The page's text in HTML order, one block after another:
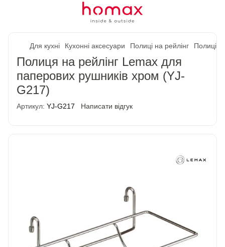
Для кухні Кухонні аксесуари Полиці на рейлінг Полиці
Полиця на рейлінг Lemax для
паперових рушників хром (YJ-
G217)
Артикул: YJ-G217 Написати відгук